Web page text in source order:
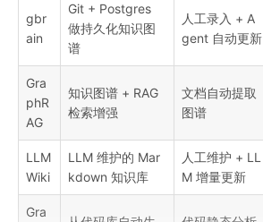
gbr
ain
Git + Postgres
做持久化知识图
谱
人工录入 + A
gent 自动更新
Gra
phR
AG
知识图谱 + RAG
检索增强
文档自动提取
图谱
LLM
Wiki
LLM 维护的 Mar
kdown 知识库
人工维护 + LL
M 增量更新
Gra